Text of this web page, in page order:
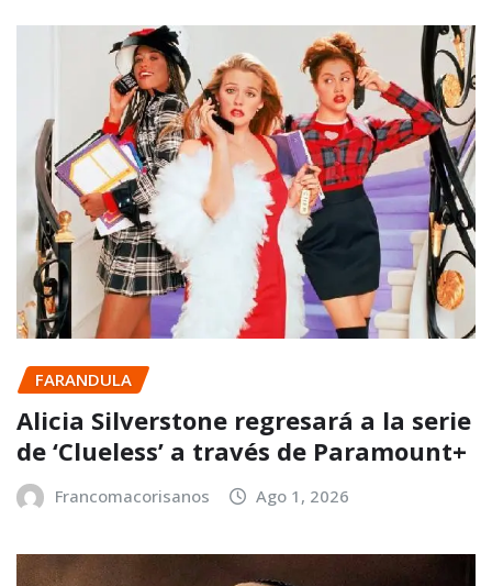
FARANDULA
Alicia Silverstone regresará a la serie
de ‘Clueless’ a través de Paramount+
Francomacorisanos Ago 1, 2026